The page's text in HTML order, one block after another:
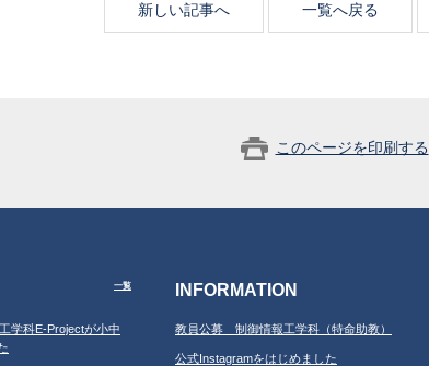
新しい記事へ 一覧へ戻る
このページを印刷する
一覧
学科E-Projectが小中
INFORMATION
教員公募 制御情報工学科（特命助教）
公式Instagramをはじめました